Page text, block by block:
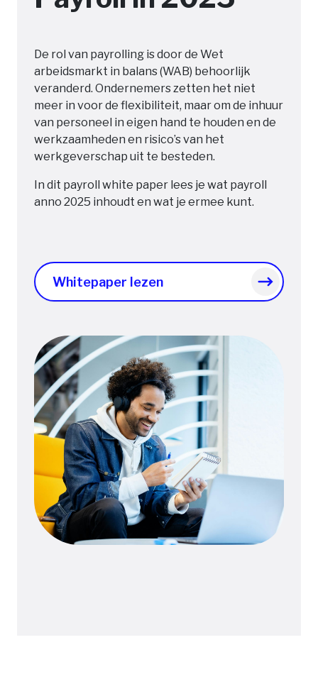
De rol van payrolling is door de Wet
arbeidsmarkt in balans (WAB) behoorlijk
veranderd. Ondernemers zetten het niet
meer in voor de flexibiliteit, maar om de inhuur
van personeel in eigen hand te houden en de
werkzaamheden en risico’s van het
werkgeverschap uit te besteden.
In dit payroll white paper lees je wat payroll
anno 2025 inhoudt en wat je ermee kunt.
Whitepaper lezen